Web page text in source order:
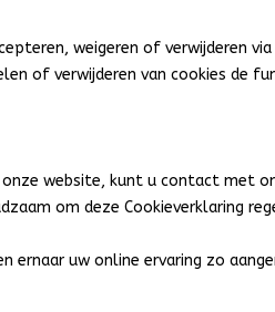
weigeren of verwijderen
of verwijderen van cookies de
website, kunt u contact met
om deze Cookieverklaring
ernaar uw online ervaring zo